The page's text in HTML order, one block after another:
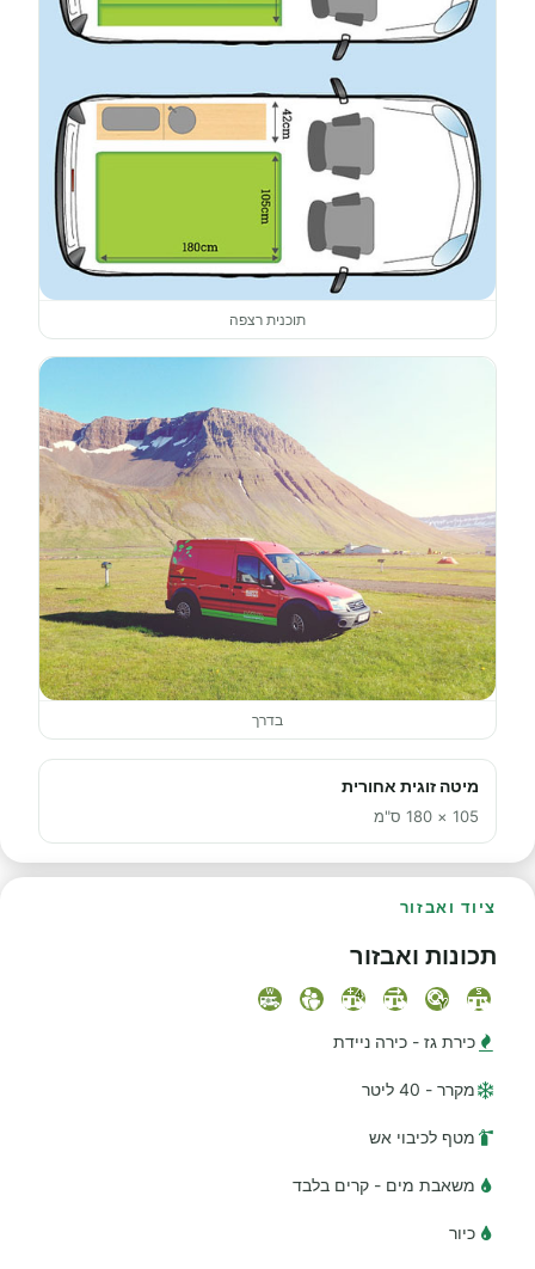
תוכנית רצפה
בדרך
מיטה זוגית אחורית
105 × 180 ס"מ
ציוד ואבזור
תכונות ואבזור
כירת גז - כירה ניידת
מקרר - 40 ליטר
מטף לכיבוי אש
משאבת מים - קרים בלבד
כיור